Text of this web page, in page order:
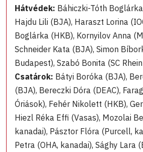
Hátvédek: Báhiczki-Tóth
Hajdu Lili (BJA), Haraszt Lorina
Boglárka (HKB), Kornyilov Anna
Schneider Kata (BJA), Simon
Budapest), Szabó Bonita (SC
Csatárok: Bátyi Boróka (BJA),
(BJA), Bereczki Dóra (DEAC),
Óriások), Fehér Nikolett (HKB),
Hiezl Réka Effi (Vasas), Mozolai
kanadai), Pásztor Flóra (Purcell,
Petra (OHA, kanadai), Sághy Lara